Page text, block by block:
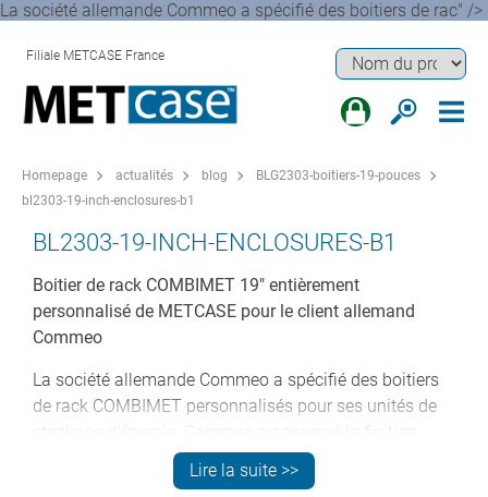
La société allemande Commeo a spécifié des boitiers de rac" />
Filiale METCASE France
Homepage actualités blog
BLG2303-boitiers-19-pouces
bl2303-19-inch-enclosures-b1
BL2303-19-INCH-ENCLOSURES-B1
Boitier de rack COMBIMET 19" entièrement
personnalisé de METCASE pour le client allemand
Commeo
La société allemande Commeo a spécifié des boitiers
de rack COMBIMET personnalisés pour ses unités de
stockage d'énergie. Commeo a conservé la finition
noire standard (RAL 9005), l'une des deux options de
couleur standard pour COMBIMET (l'autre est gris clair
Lire la suite >>